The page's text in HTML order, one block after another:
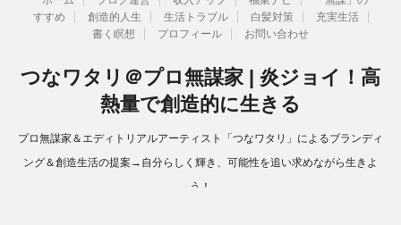
すすめ
創造的人生 生活トラブル 白髪対策
充実生活
書く瞑想
プロフィール お問い合わせ
つなワタリ＠プロ無謀家 | 炎ジョイ！高
熱量で創造的に生きる
プロ無謀家＆エディトリアルアーティスト「つなワタリ」によるブランディ
ング＆創造生活の提案→自分らしく輝き、可能性を追い求めながら生きよ
う！